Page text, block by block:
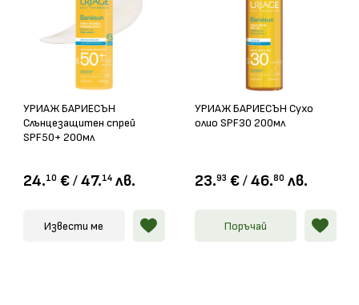
УРИАЖ БАРИЕСЪН
Слънцезащитен спрей
SPF50+ 200мл
24.10 € / 47.14 лв.
Извести ме
УРИАЖ БАРИЕСЪН Сухо
олио SPF30 200мл
23.93 € / 46.80 лв.
Поръчай